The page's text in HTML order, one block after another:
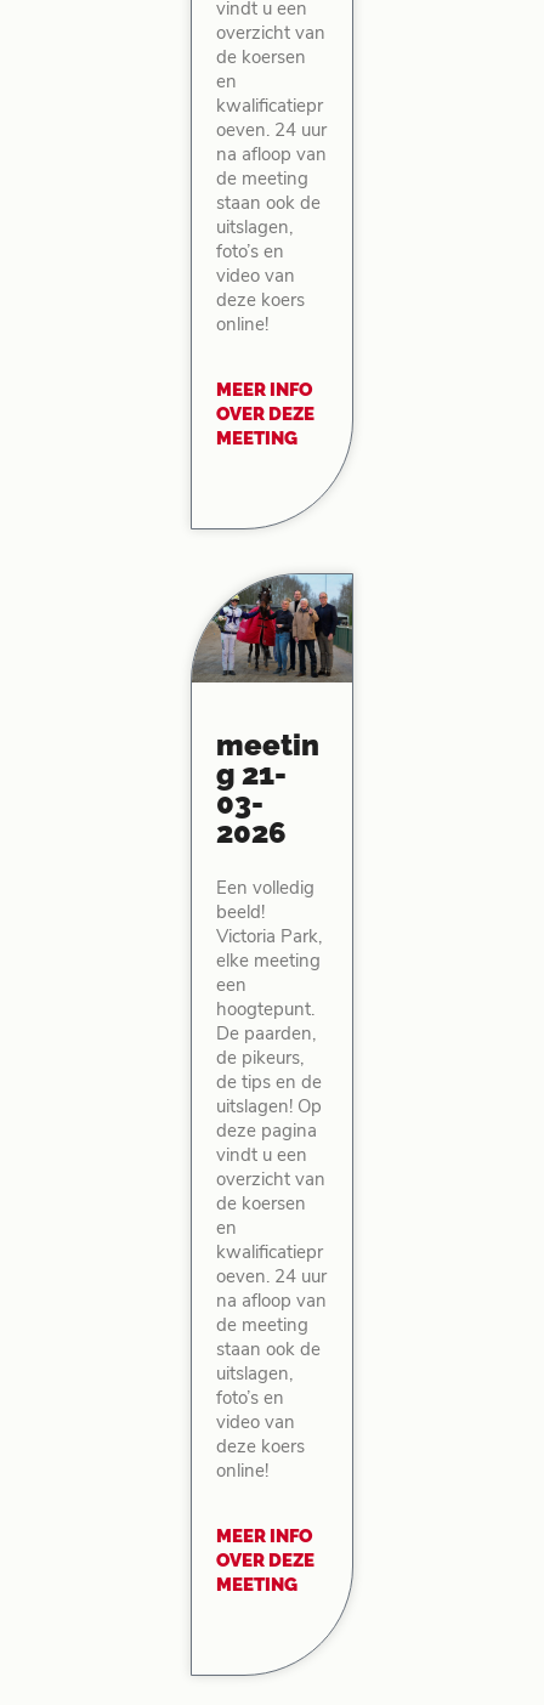
vindt u een
overzicht van
de koersen
en
kwalificatiepr
oeven. 24 uur
na afloop van
de meeting
staan ook de
uitslagen,
foto’s en
video van
deze koers
online!
MEER INFO
OVER DEZE
MEETING
meetin
g 21-
03-
2026
Een volledig
beeld!
Victoria Park,
elke meeting
een
hoogtepunt.
De paarden,
de pikeurs,
de tips en de
uitslagen! Op
deze pagina
vindt u een
overzicht van
de koersen
en
kwalificatiepr
oeven. 24 uur
na afloop van
de meeting
staan ook de
uitslagen,
foto’s en
video van
deze koers
online!
MEER INFO
OVER DEZE
MEETING